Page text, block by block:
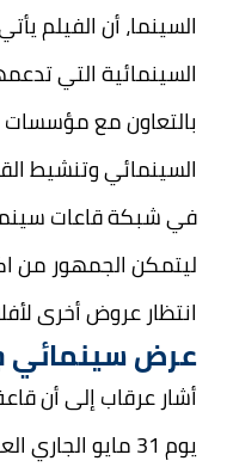
السينما، أن الفيلم
السينمائية التي
بالتعاون مع مؤسسات
السينمائي وتنشيط
في شبكة قاعات
ليتمكن الجمهور من
انتظار عروض أخرى
عرض سينمائي
أشار عرقاب إلى أن
يوم 31 مايو